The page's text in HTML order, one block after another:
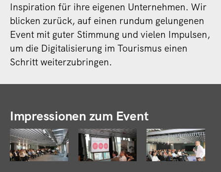
Inspiration für ihre eigenen Unternehmen. Wir
blicken zurück, auf einen rundum gelungenen
Event mit guter Stimmung und vielen Impulsen,
um die Digitalisierung im Tourismus einen
Schritt weiterzubringen.
Impressionen zum Event